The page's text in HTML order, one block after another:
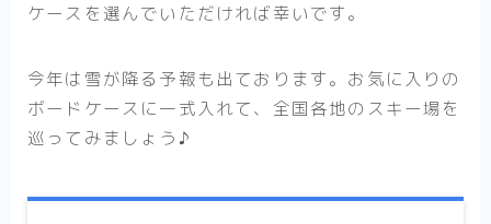
ケースを選んでいただければ幸いです。
今年は雪が降る予報も出ております。お気に入りの
ボードケースに一式入れて、全国各地のスキー場を
巡ってみましょう♪